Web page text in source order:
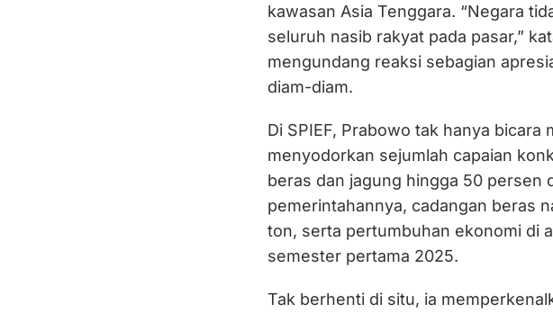
kawasan Asia Tenggara. “Negara
seluruh nasib rakyat pada pasar,”
mengundang reaksi sebagian
diam-diam.
Di SPIEF, Prabowo tak hanya bicara
menyodorkan sejumlah capaian
beras dan jagung hingga 50 persen
pemerintahannya, cadangan beras
ton, serta pertumbuhan ekonomi di
semester pertama 2025.
Tak berhenti di situ, ia